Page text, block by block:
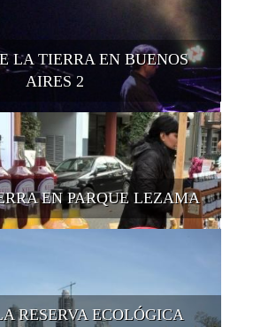
LA TIERRA EN BUENOS
AIRES 2
EN PARQUE LEZAMA
RESERVA ECOLÓGICA